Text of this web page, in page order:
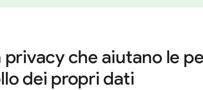
che aiutano le
dei propri dati